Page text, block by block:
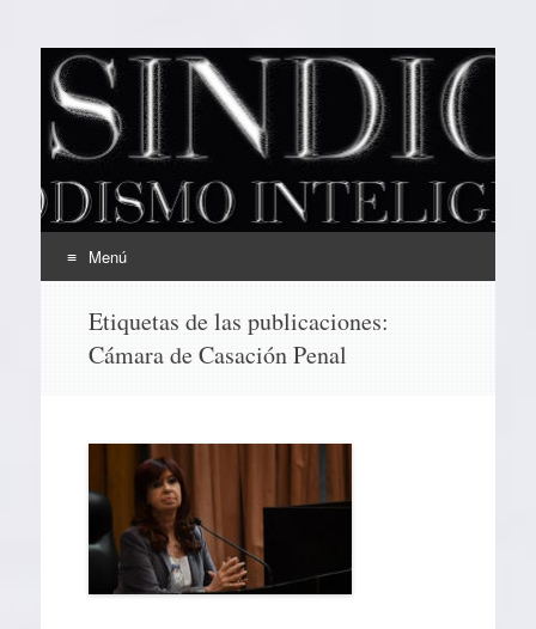
EL SINDICAL
Periodismo Inteligente
Menú
contenido
Etiquetas de las publicaciones:
Cámara de Casación Penal